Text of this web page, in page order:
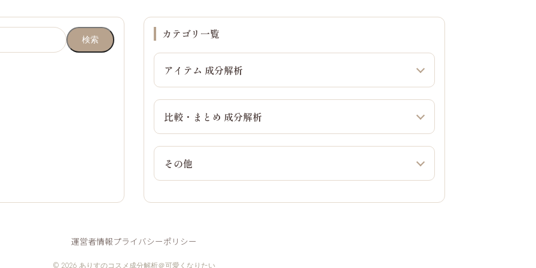
検索 カテゴリ一覧
アイテム 成分解析
比較・まとめ 成分解析
その他
運営者情報プライバシーポリシー
© 2026 ありすのコスメ成分解析＠可愛くなりたい